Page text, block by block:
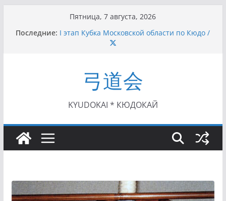
содержимому
Пятница, 7 августа, 2026
Последние: I этап Кубка Московской области по Кюдо /
Сейдокан II (27.06.2021)
II этап Кубка Московской области по Кюдо
/Сейдокан III (01.08.2021)
II Кубок Посла Японии в России по Кюдо,
Орёл (25.07.2021)
弓道会
KYUDOKAI * КЮДОКАЙ